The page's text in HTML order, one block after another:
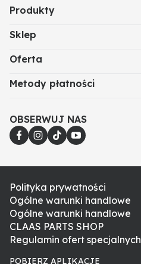
Produkty
Sklep
Oferta
Metody płatności
OBSERWUJ NAS
Polityka prywatności
Ogólne warunki handlowe
Ogólne warunki handlowe
CLAAS PARTS SHOP
Regulamin ofert specjalnych
POBIERZ APLIKACJE